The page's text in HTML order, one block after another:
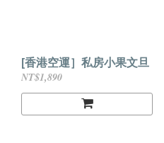
[香港空運］私房小果文旦
NT$1,890